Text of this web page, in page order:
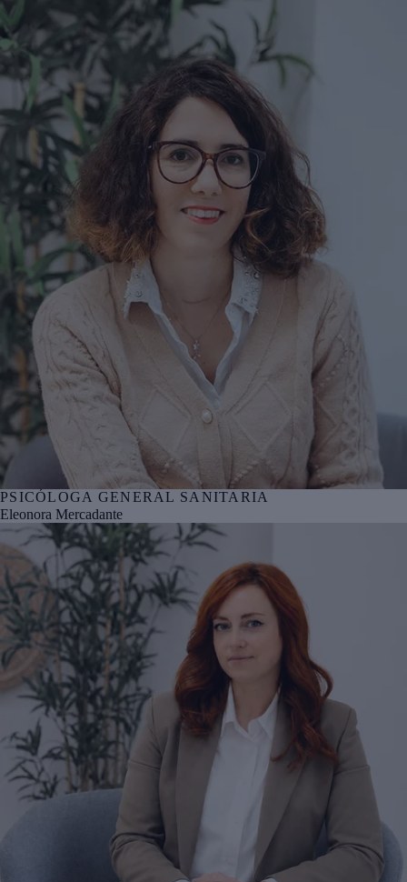
Nº col. COPBI BI05368
PSICÓLOGA GENERAL SANITARIA
Eleonora Mercadante